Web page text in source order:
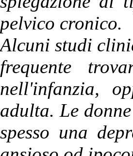
pelvico cronico.
Alcuni studi
frequente
nell'infanzia,
adulta. Le
spesso una